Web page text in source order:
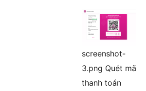
screenshot-
3.png Quét mã
thanh toán